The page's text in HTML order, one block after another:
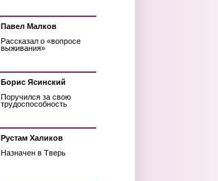
Павел Малков
Рассказал о «вопросе
выживания»
Борис Ясинский
Поручился за свою
трудоспособность
Рустам Халиков
Назначен в Тверь